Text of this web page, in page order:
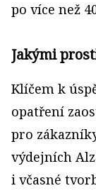
po více než
Jakými
Klíčem k
opatření
pro
výdejních
i včasné